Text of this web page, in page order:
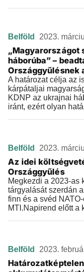
Belföld 2023.
„Magyarországot
háborúba” –
Országgyűlésnek
A határozat célja az
kárpátaljai
KDNP az ukrajnai
iránt, ezért olyan
Belföld 2023.
Az idei
Országgyűlés
Megkezdi a 2023-as
tárgyalását szerdán
finn és a svéd
MTI.Napirend előtt a
Belföld 2023.